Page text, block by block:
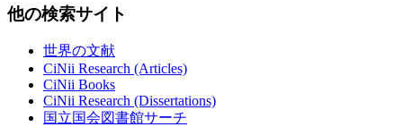
他の検索サイト
世界の文献
CiNii Research (Articles)
CiNii Books
CiNii Research (Dissertations)
国立国会図書館サーチ